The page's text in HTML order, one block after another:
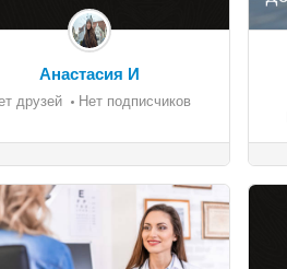
Анастасия И
друзей Нет подписчиков